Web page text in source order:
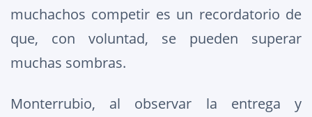
muchachos competir es un recordatorio de
que, con voluntad, se pueden superar
muchas sombras.
Monterrubio, al observar la entrega y